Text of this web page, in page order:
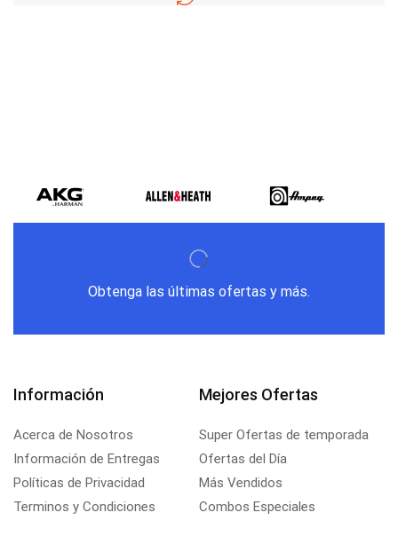
Obtenga las últimas ofertas y más.
Información
Acerca de Nosotros
Información de Entregas
Políticas de Privacidad
Terminos y Condiciones
Mejores Ofertas
Super Ofertas de temporada
Ofertas del Día
Más Vendidos
Combos Especiales